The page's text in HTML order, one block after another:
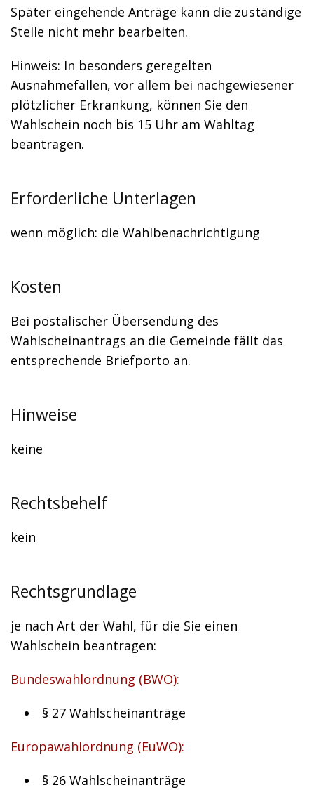
Später eingehende Anträge kann die zuständige
Stelle nicht mehr bearbeiten.
Hinweis: In besonders geregelten
Ausnahmefällen, vor allem bei nachgewiesener
plötzlicher Erkrankung, können Sie den
Wahlschein noch bis 15 Uhr am Wahltag
beantragen.
Erforderliche Unterlagen
wenn möglich: die Wahlbenachrichtigung
Kosten
Bei postalischer Übersendung des
Wahlscheinantrags an die Gemeinde fällt das
entsprechende Briefporto an.
Hinweise
keine
Rechtsbehelf
kein
Rechtsgrundlage
je nach Art der Wahl, für die Sie einen
Wahlschein beantragen:
Bundeswahlordnung (BWO):
§ 27 Wahlscheinanträge
Europawahlordnung (EuWO):
§ 26 Wahlscheinanträge